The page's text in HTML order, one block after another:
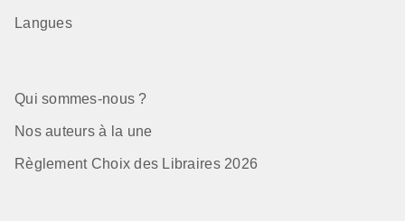
Langues
Qui sommes-nous ?
Nos auteurs à la une
Règlement Choix des Libraires 2026